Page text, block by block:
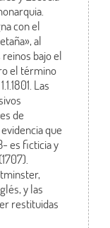
con el
al
bajo el
el término
Las
de
que
es ficticia y
y las
restituidas